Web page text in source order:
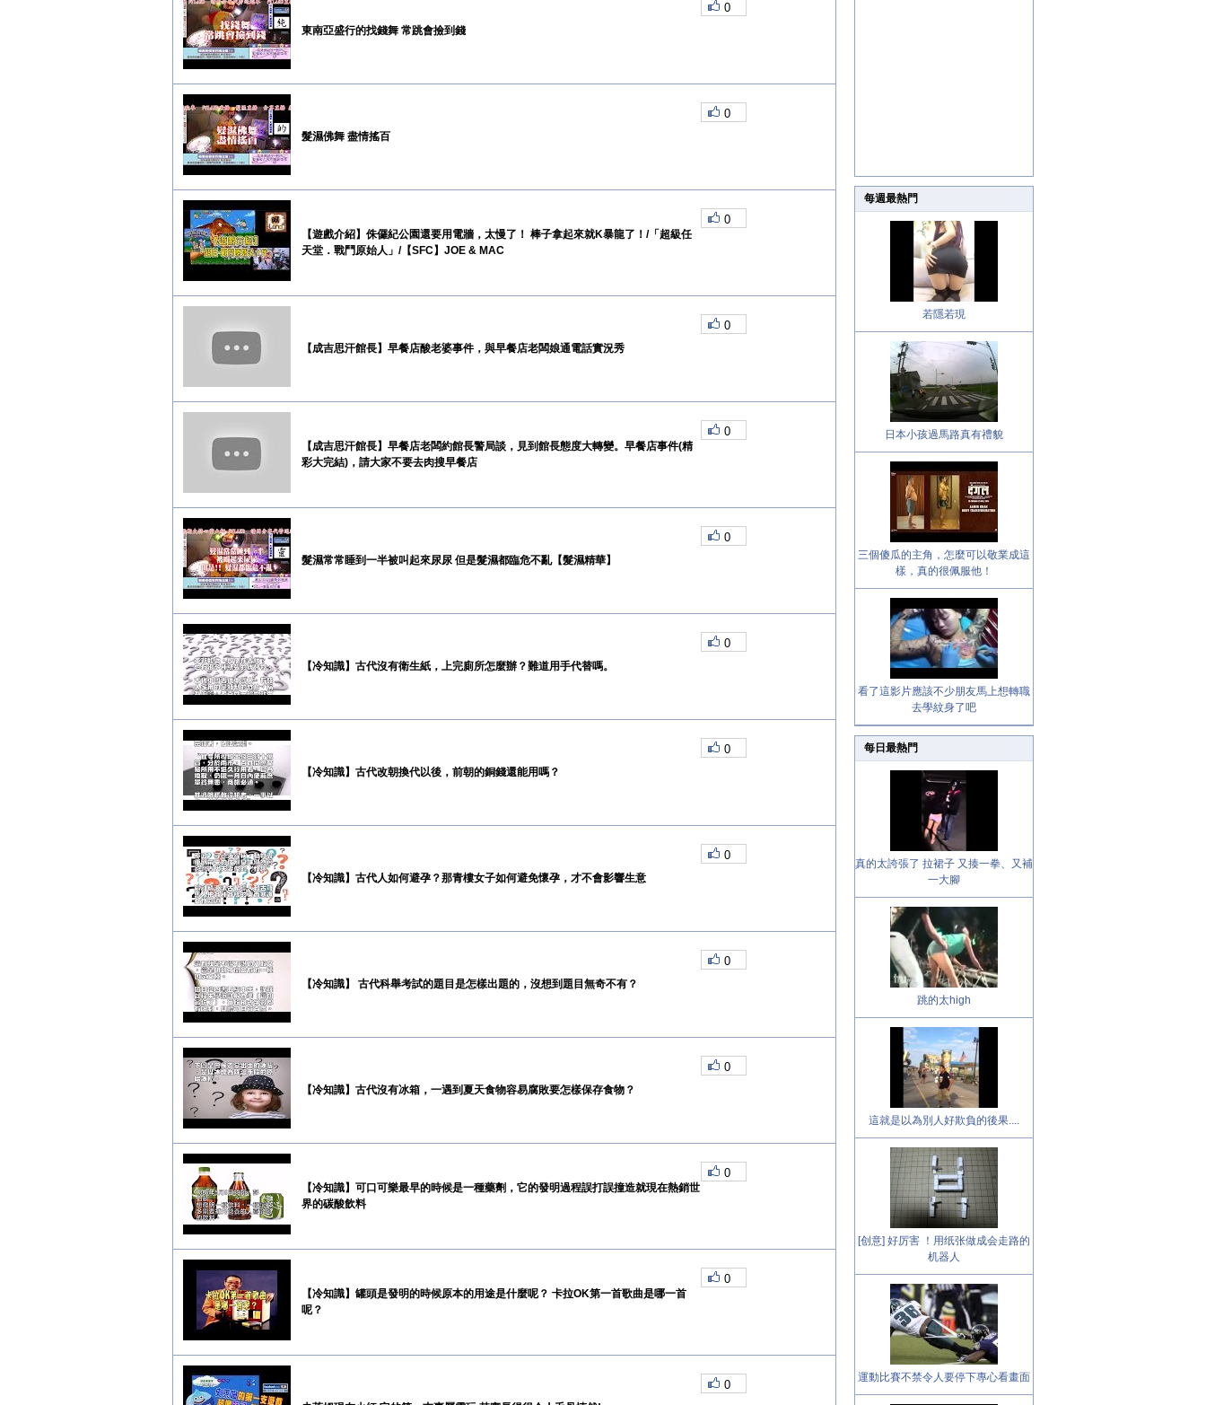
0
東南亞盛行的找錢舞 常跳會撿到錢
0
髮濕佛舞 盡情搖百
0
【遊戲介紹】侏儸紀公園還要用電牆，太慢了！ 棒子拿起來就K暴龍了！/「超級任
天堂．戰鬥原始人」/【SFC】JOE & MAC
0
【成吉思汗館長】早餐店酸老婆事件，與早餐店老闆娘通電話實況秀
0
【成吉思汗館長】早餐店老闆約館長警局談，見到館長態度大轉變。早餐店事件(精
彩大完結)，請大家不要去肉搜早餐店
0
髮濕常常睡到一半被叫起來尿尿 但是髮濕都臨危不亂【髮濕精華】
0
【冷知識】古代沒有衛生紙，上完廁所怎麼辦？難道用手代替嗎。
0
【冷知識】古代改朝換代以後，前朝的銅錢還能用嗎？
0
【冷知識】古代人如何避孕？那青樓女子如何避免懷孕，才不會影響生意
0
【冷知識】 古代科舉考試的題目是怎樣出題的，沒想到題目無奇不有？
0
【冷知識】古代沒有冰箱，一遇到夏天食物容易腐敗要怎樣保存食物？
0
【冷知識】可口可樂最早的時候是一種藥劑，它的發明過程誤打誤撞造就現在熱銷世
界的碳酸飲料
0
【冷知識】罐頭是發明的時候原本的用途是什麼呢？ 卡拉OK第一首歌曲是哪一首
呢？
0
每週最熱門
若隱若現
日本小孩過馬路真有禮貌
三個傻瓜的主角，怎麼可以敬業成這
樣，真的很佩服他！
看了這影片應該不少朋友馬上想轉職
去學紋身了吧
每日最熱門
真的太誇張了 拉裙子 又揍一拳、又補
一大腳
跳的太high
這就是以為別人好欺負的後果....
[创意] 好厉害 ！用纸张做成会走路的
机器人
運動比賽不禁令人要停下專心看畫面